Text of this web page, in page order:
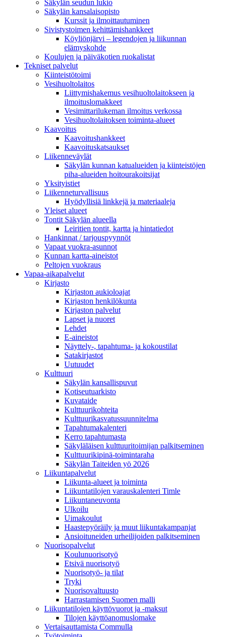
Säkylän seudun lukio
Säkylän kansalaisopisto
Kurssit ja ilmoittautuminen
Sivistystoimen kehittämishankkeet
Köyliönjärvi – legendojen ja liikunnan
elämyskohde
Koulujen ja päiväkotien ruokalistat
Tekniset palvelut
Kiinteistötoimi
Vesihuoltolaitos
Liittymishakemus vesihuoltolaitokseen ja
ilmoituslomakkeet
Vesimittarilukeman ilmoitus verkossa
Vesihuoltolaitoksen toiminta-alueet
Kaavoitus
Kaavoitushankkeet
Kaavoituskatsaukset
Liikenneväylät
Säkylän kunnan katualueiden ja kiinteistöjen
piha-alueiden hoitourakoitsijat
Yksityistiet
Liikenneturvallisuus
Hyödyllisiä linkkejä ja materiaaleja
Yleiset alueet
Tontit Säkylän alueella
Leiritien tontit, kartta ja hintatiedot
Hankinnat / tarjouspyynnöt
Vapaat vuokra-asunnot
Kunnan kartta-aineistot
Peltojen vuokraus
Vapaa-aika­palvelut
Kirjasto
Kirjaston aukioloajat
Kirjaston henkilökunta
Kirjaston palvelut
Lapset ja nuoret
Lehdet
E-aineistot
Näyttely-, tapahtuma- ja kokoustilat
Satakirjastot
Uutuudet
Kulttuuri
Säkylän kansallispuvut
Kotiseutuarkisto
Kuvataide
Kulttuurikohteita
Kulttuurikasvatussuunnitelma
Tapahtumakalenteri
Kerro tapahtumasta
Säkyläläisen kulttuuritoimijan palkitseminen
Kulttuurikipinä-toimintaraha
Säkylän Taiteiden yö 2026
Liikuntapalvelut
Liikunta-alueet ja toiminta
Liikuntatilojen varauskalenteri Timle
Liikuntaneuvonta
Ulkoilu
Uimakoulut
Haastepyöräily ja muut liikuntakampanjat
Ansioituneiden urheilijoiden palkitseminen
Nuorisopalvelut
Koulunuorisotyö
Etsivä nuorisotyö
Nuorisotyö- ja tilat
Tryki
Nuorisovaltuusto
Harrastamisen Suomen malli
Liikuntatilojen käyttövuorot ja -maksut
Tilojen käyttöanomuslomake
Vertaisauttamista Commulla